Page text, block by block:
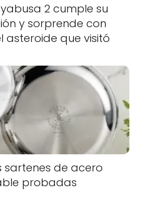
2 cumple su
y sorprende con
asteroide que visitó
sartenes de acero
probadas